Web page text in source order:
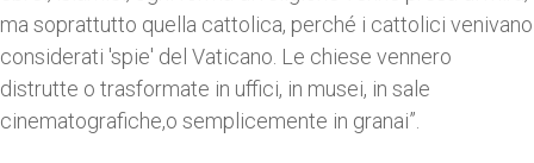
ma soprattutto quella cattolica, perché i cattolici venivano
considerati 'spie' del Vaticano. Le chiese vennero
distrutte o trasformate in uffici, in musei, in sale
cinematografiche,o semplicemente in granai”.